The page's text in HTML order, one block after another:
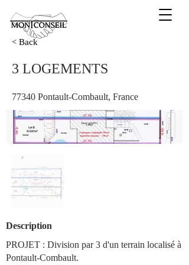
< Back
3 LOGEMENTS
77340 Pontault-Combault, France
Description
PROJET : Division par 3 d'un terrain localisé à
Pontault-Combault.